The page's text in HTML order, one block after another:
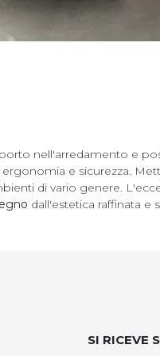
nell'arredamento e
e sicurezza.
di vario genere.
dall'estetica raffinata e
SI RICEVE